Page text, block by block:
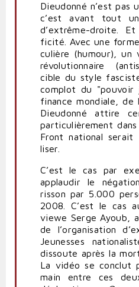
Dieu­donné n’est pas
c’est avant tout
d’extrême-droite.
ficité. Avec une
cu­lière (humour), un
révolutionnaire
cible du style
complot du "pouvoir
finance mon­diale, de
Dieu­donné attire
par­ti­cu­liè­rement
Front national
liser.
C’est le cas par
applaudir le
risson par 5 000
2008 . C’est le cas
viewe Serge Ayoub,
de l’organisation
Jeu­nesses
dis­soute après la
La vidéo se conclut
main entre ces